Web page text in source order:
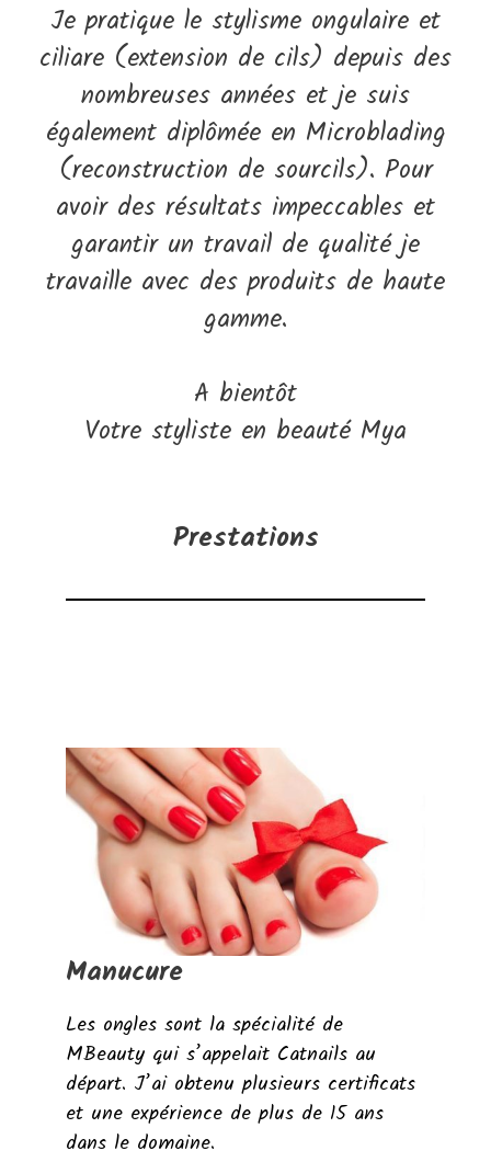
Je pratique le stylisme ongulaire et
ciliare (extension de cils) depuis des
nombreuses années et je suis
également diplômée en Microblading
(reconstruction de sourcils). Pour
avoir des résultats impeccables et
garantir un travail de qualité je
travaille avec des produits de haute
gamme.
A bientôt
Votre styliste en beauté Mya
Prestations
Manucure
Les ongles sont la spécialité de
MBeauty qui s’appelait Catnails au
départ. J’ai obtenu plusieurs certificats
et une expérience de plus de 15 ans
dans le domaine.